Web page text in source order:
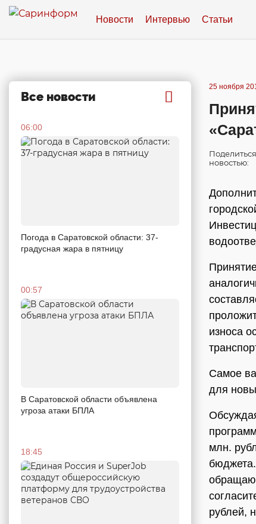
Новости Интервью Статьи
Все новости
06:00
Погода в Саратовской области: 37-
градусная жара в пятницу
00:57
В Саратовской области объявлена
угроза атаки БПЛА
18:45
25 ноября
Поделиться
новостью:
износа
Самое
для
млн.
бюджета.
рублей,